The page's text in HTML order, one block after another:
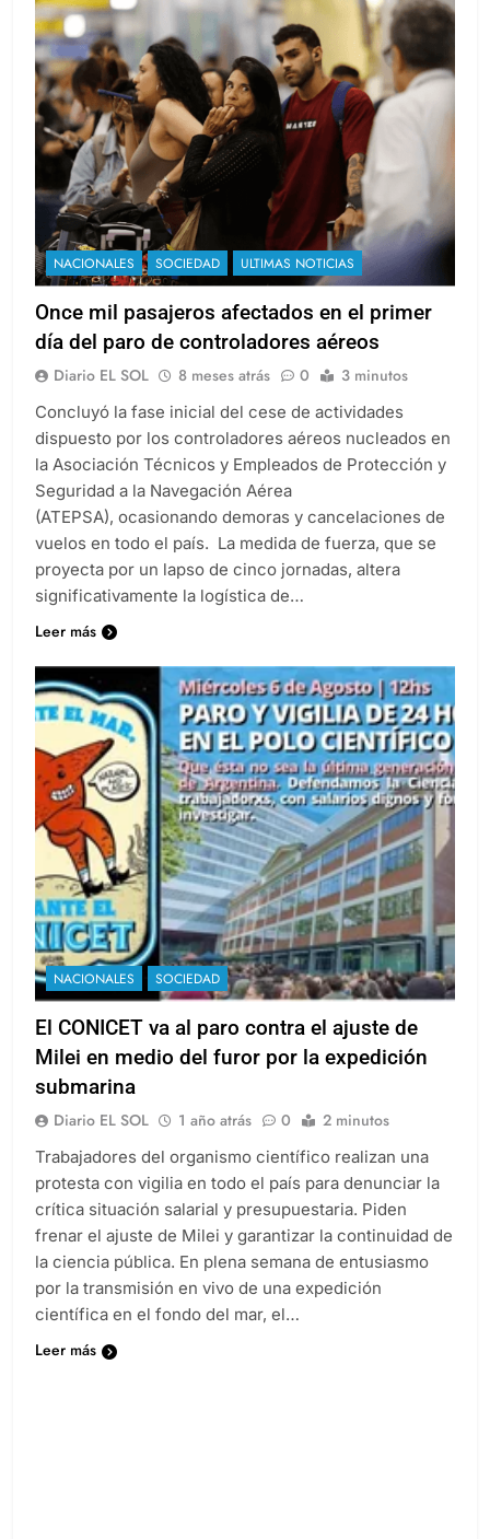
NACIONALES SOCIEDAD ULTIMAS NOTICIAS
Once mil pasajeros afectados en el primer
día del paro de controladores aéreos
Diario EL SOL 8 meses atrás 0 3 minutos
Concluyó la fase inicial del cese de actividades
dispuesto por los controladores aéreos nucleados en
la Asociación Técnicos y Empleados de Protección y
Seguridad a la Navegación Aérea
(ATEPSA), ocasionando demoras y cancelaciones de
vuelos en todo el país. La medida de fuerza, que se
proyecta por un lapso de cinco jornadas, altera
significativamente la logística de…
Leer más
NACIONALES SOCIEDAD
El CONICET va al paro contra el ajuste de
Milei en medio del furor por la expedición
submarina
Diario EL SOL 1 año atrás 0 2 minutos
Trabajadores del organismo científico realizan una
protesta con vigilia en todo el país para denunciar la
crítica situación salarial y presupuestaria. Piden
frenar el ajuste de Milei y garantizar la continuidad de
la ciencia pública. En plena semana de entusiasmo
por la transmisión en vivo de una expedición
científica en el fondo del mar, el…
Leer más